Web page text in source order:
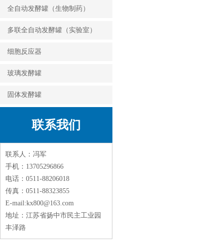
全自动发酵罐（生物制药）
多联全自动发酵罐（实验室）
细胞反应器
玻璃发酵罐
固体发酵罐
联系我们
联系人：冯军
手机：13705296866
电话：0511-88206018
传真：0511-88323855
E-mail:kx800@163.com
地址：江苏省扬中市民主工业园
丰泽路